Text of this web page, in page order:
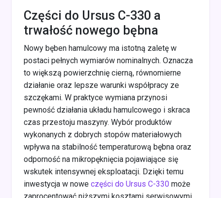
Części do Ursus C-330 a
trwałość nowego bębna
Nowy bęben hamulcowy ma istotną zaletę w
postaci pełnych wymiarów nominalnych. Oznacza
to większą powierzchnię cierną, równomierne
działanie oraz lepsze warunki współpracy ze
szczękami. W praktyce wymiana przynosi
pewność działania układu hamulcowego i skraca
czas przestoju maszyny. Wybór produktów
wykonanych z dobrych stopów materiałowych
wpływa na stabilność temperaturową bębna oraz
odporność na mikropęknięcia pojawiające się
wskutek intensywnej eksploatacji. Dzięki temu
inwestycja w nowe części do Ursus C-330 może